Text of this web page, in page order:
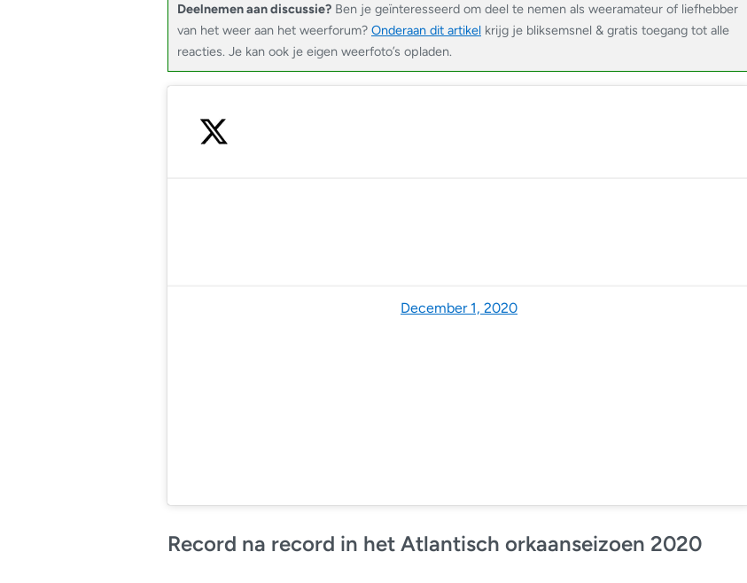
Deelnemen aan discussie? Ben je geïnteresseerd om deel te nemen als weeramateur of liefhebber
van het weer aan het weerforum? Onderaan dit artikel krijg je bliksemsnel & gratis toegang tot alle
reacties. Je kan ook je eigen weerfoto’s opladen.
December 1, 2020
Record na record in het Atlantisch orkaanseizoen 2020